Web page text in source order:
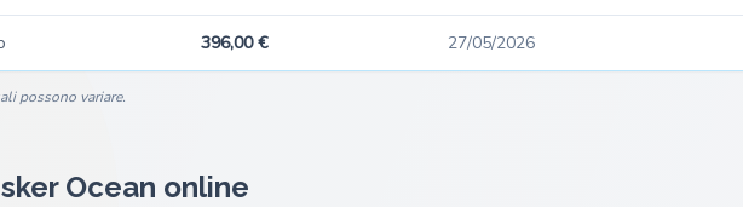
396,00 € 27/05/2026
possono variare.
Ocean online